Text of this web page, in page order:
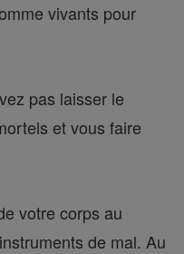
vivants pour
pas laisser le
et vous faire
votre corps au
de mal. Au